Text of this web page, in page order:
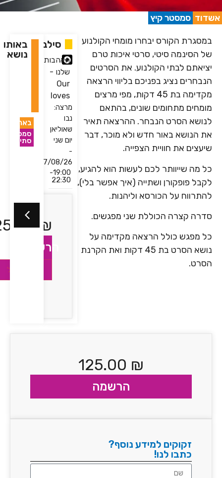
סמסטר קיץ
הקורס יבחרו מומחי הקולנוע
הסינמה סיטי, סרטי איכות טרם
לבתי הקולנוע. את הסרטים
נציג בפניכם בליווי הרצאה
מקדימה בת 45 דקות, מפי מרצים
מתחומים שונים, בהתאם
הסרט הנבחר. ההרצאה תאיר
הנושא באור חדש ולא מוכר, דבר
את חוויית הצפייה.
מה שייוותר לכם לעשות הוא להגיע,
פופקורן ושתייה (איך אפשר בלי),
על הכורסא וליהנות.
קצרה הכוללת שני מפגשים.
מפגש כולל הרצאה מקדימה על
נושא הסרט בת 45 דקות ואת הקרנת
סילבוס
האהבות
שלנו -
Our
loves
מרצה:
נבו
שאוליאן
יום שני
17/08/26
19:00-
22:30
125.00
הרשמה
באותו
נושא
כפר-סבא
סמסטר
מועדון
טרום
בכורה
באר-שבע
סמסטר
סתיוהמזרח
החדש:
מאבקי
כוח
אזוריים
באר-שבע
סמסטר
סתיו
שנתי
באר-
סתיו
125.00
הרשמה
זקוקים למידע נוסף?
כתבו לנו!